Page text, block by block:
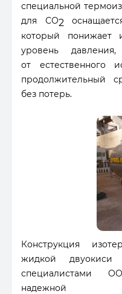
специальной
для СО2
который понижает
уровень
от естественного
продолжительный
без потерь.
Конструкция
жидкой двуокиси
специалистами
надежной